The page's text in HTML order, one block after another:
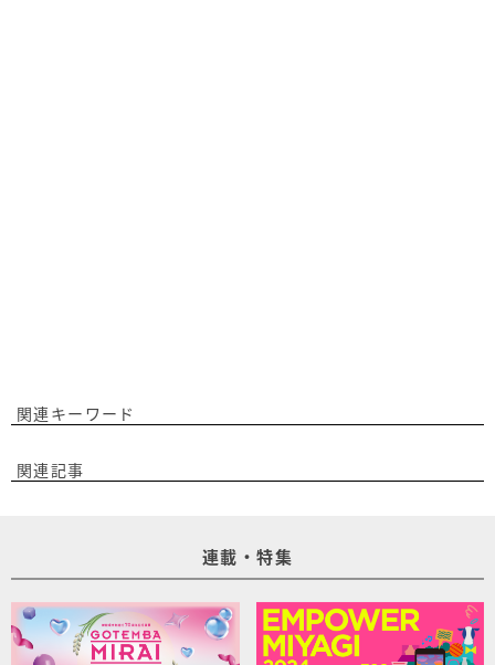
関連キーワード
関連記事
連載・特集